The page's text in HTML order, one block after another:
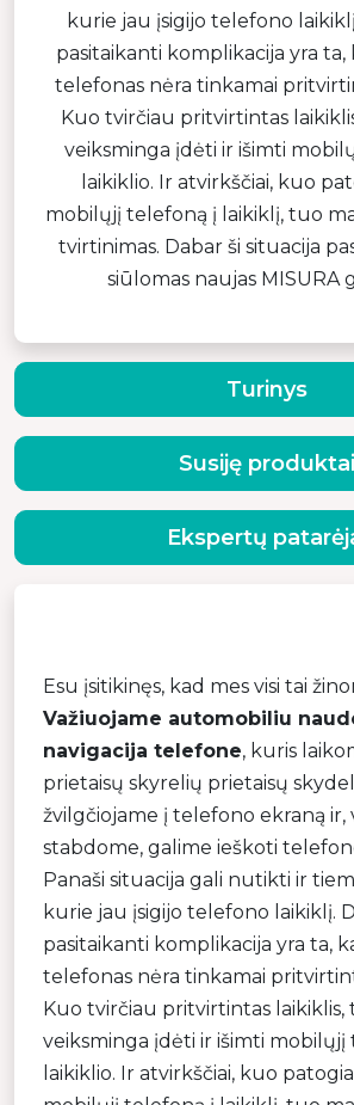
kurie jau įsigijo telefono
pasitaikanti komplikacija yra ta,
telefonas nėra tinkamai
Kuo tvirčiau pritvirtintas
veiksminga įdėti ir išimti
laikiklio. Ir atvirkščiai, kuo
mobilųjį telefoną į laikiklį, tuo
tvirtinimas. Dabar ši situacija
siūlomas naujas MISURA
Esu įsitikinęs, kad mes visi tai
Važiuojame automobiliu
navigacija telefone, kuris
prietaisų skyrelių prietaisų
žvilgčiojame į telefono ekraną ir,
stabdome, galime ieškoti
Panaši situacija gali nutikti ir
kurie jau įsigijo telefono laikiklį.
pasitaikanti komplikacija yra ta,
telefonas nėra tinkamai
Kuo tvirčiau pritvirtintas laikiklis,
veiksminga įdėti ir išimti mobilųjį
laikiklio. Ir atvirkščiai, kuo
Turinys
Susiję produktai
Ekspertų